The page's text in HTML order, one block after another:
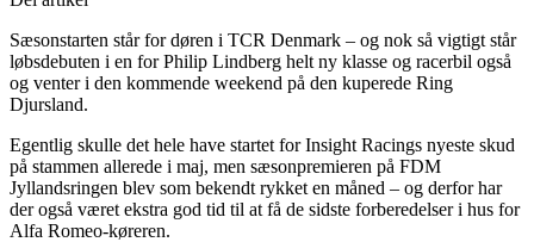
Sæsonstarten står for døren i TCR Denmark – og nok så vigtigt står
løbsdebuten i en for Philip Lindberg helt ny klasse og racerbil også
og venter i den kommende weekend på den kuperede Ring
Djursland.
Egentlig skulle det hele have startet for Insight Racings nyeste skud
på stammen allerede i maj, men sæsonpremieren på FDM
Jyllandsringen blev som bekendt rykket en måned – og derfor har
der også været ekstra god tid til at få de sidste forberedelser i hus for
Alfa Romeo-køreren.